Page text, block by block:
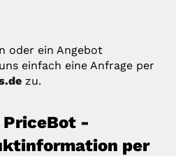
oder ein Angebot
einfach eine Anfrage per
zu.
-
per